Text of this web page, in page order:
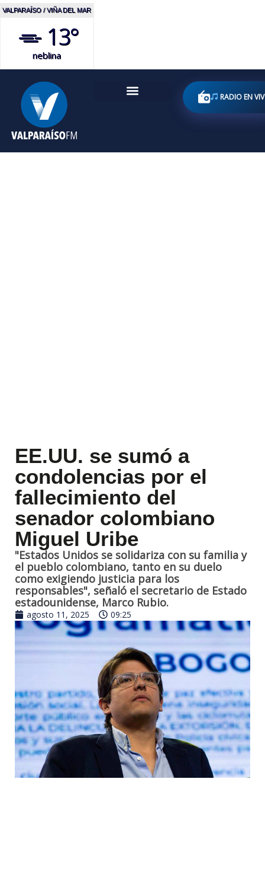
VALPARAÍSO / VIÑA DEL MAR
13°
neblina
RADIO EN
EE.UU. se sumó a
condolencias por el
fallecimiento del
senador colombiano
Miguel Uribe
"Estados Unidos se solidariza con su familia y
el pueblo colombiano, tanto en su duelo
como exigiendo justicia para los
responsables", señaló el secretario de Estado
estadounidense, Marco Rubio.
agosto 11, 2025 09:25